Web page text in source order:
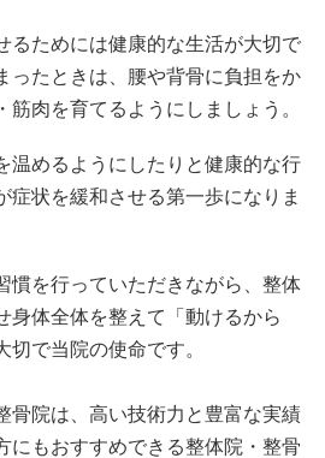
るためには健康的な生活が大切で
ったときは、腰や背骨に負担をか
筋肉を育てるようにしましょう。
温めるようにしたりと健康的な行
症状を緩和させる第一歩になりま
慣を行っていただきながら、整体
身体全体を整えて「動けるから
で当院の使命です。
骨院は、高い技術力と豊富な実績
にもおすすめできる整体院・整骨